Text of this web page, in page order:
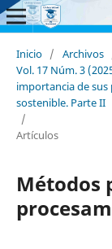
Inicio / Archivos
Vol. 17 Núm. 3
importancia de sus
sostenible. Parte II
/
Artículos
Métodos